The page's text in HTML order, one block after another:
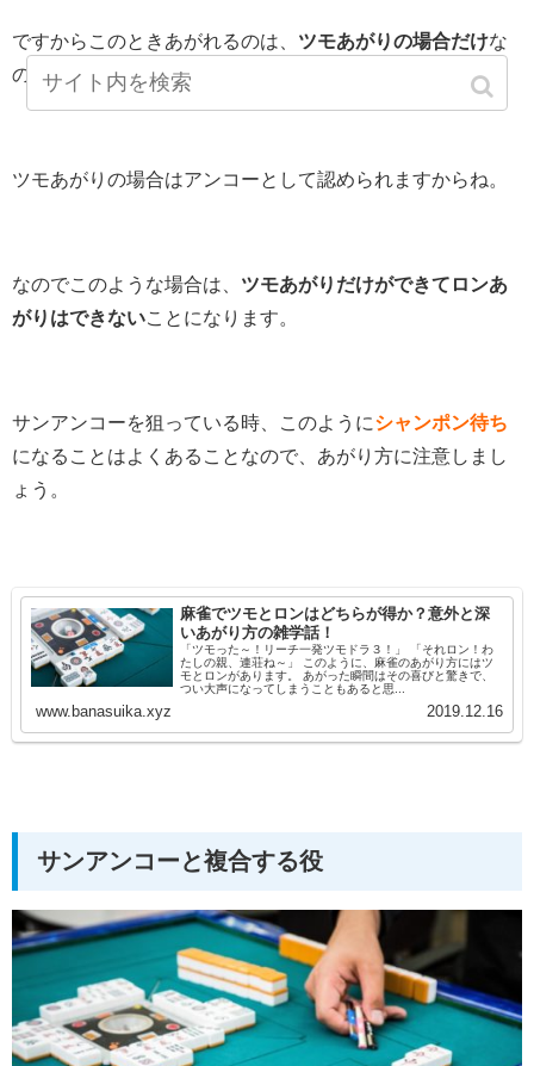
ですからこのときあがれるのは、 ツモあがりの場合だけな
のです。
ツモあがりの場合はアンコーとして認められますからね。
なのでこのような場合は、 ツモあがりだけができてロンあ
がりはできないことになります。
サンアンコーを狙っている時、このようにシャンポン待ち
になることはよくあることなので、あがり方に注意しまし
ょう。
麻雀でツモとロンはどちらが得か？意外と深
いあがり方の雑学話！
「ツモった～！リーチ一発ツモドラ３！」 「それロン！わ
たしの親、連荘ね～」 このように、麻雀のあがり方にはツ
モとロンがあります。 あがった瞬間はその喜びと驚きで、
つい大声になってしまうこともあると思...
www.banasuika.xyz 2019.12.16
サンアンコーと複合する役